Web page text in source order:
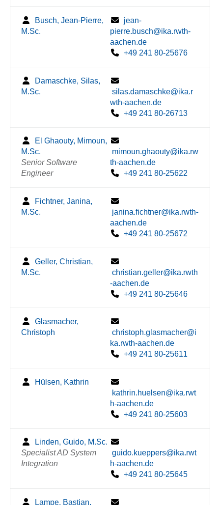
Busch, Jean-Pierre,
M.Sc.
jean-
pierre.busch@ika.rwth-
aachen.de
+49 241 80-25676
Damaschke, Silas,
M.Sc.
silas.damaschke@ika.r
wth-aachen.de
+49 241 80-26713
El Ghaouty, Mimoun,
M.Sc.
Senior Software
Engineer
mimoun.ghaouty@ika.rw
th-aachen.de
+49 241 80-25622
Fichtner, Janina,
M.Sc.
janina.fichtner@ika.rwth-
aachen.de
+49 241 80-25672
Geller, Christian,
M.Sc.
christian.geller@ika.rwth
-aachen.de
+49 241 80-25646
Glasmacher,
Christoph
christoph.glasmacher@i
ka.rwth-aachen.de
+49 241 80-25611
Hülsen, Kathrin
kathrin.huelsen@ika.rwt
h-aachen.de
+49 241 80-25603
Linden, Guido, M.Sc.
Specialist AD System
Integration
guido.kueppers@ika.rwt
h-aachen.de
+49 241 80-25645
Lampe, Bastian,